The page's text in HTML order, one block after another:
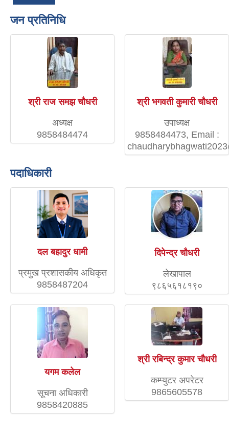
जन प्रतिनिधि
श्री राज समझ चौधरी
अध्यक्ष
9858484474
श्री भगवती कुमारी चौधरी
उपाध्यक्ष
9858484473, Email :
पदाधिकारी
दल बहादुर धामी
प्रमुख प्रशासकीय अधिकृत
9858487204
दिपेन्द्र चाैधरी
लेखापाल
९८६५६१८१९०
यगम कलेल
सूचना अधिकारी
9858420885
श्री रबिन्द्र कुमार चौधरी
कम्प्युटर अपरेटर
9865605578